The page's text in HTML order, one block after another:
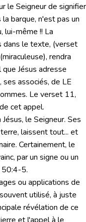
le Seigneur de signifier
barque, n'est pas un
lui-même !! La
dans le texte, (verset
rendra
Jésus adresse
ses associés, de LE
Le verset 11,
cet appel.
le Seigneur. Ses
laissent tout... et
Certainement, le
par un signe ou un
50:4-5.
ou applications de
utilisé, à juste
révélation de ce